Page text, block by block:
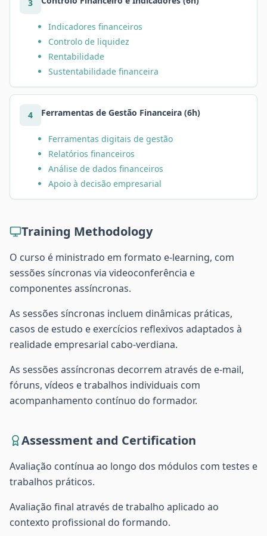
3
Indicadores financeiros
Controlo de liquidez
Rentabilidade
Sustentabilidade financeira
4 Ferramentas de Gestão Financeira (6h)
Ferramentas digitais de gestão
Relatórios financeiros
Análise de dados financeiros
Apoio à decisão empresarial
Training Methodology
O curso é ministrado em formato e-learning, com
sessões síncronas via videoconferência e
componentes assíncronas.
As sessões síncronas incluem dinâmicas práticas,
casos de estudo e exercícios reflexivos adaptados à
realidade empresarial cabo-verdiana.
As sessões assíncronas decorrem através de e-mail,
fóruns, vídeos e trabalhos individuais com
acompanhamento contínuo do formador.
Assessment and Certification
Avaliação contínua ao longo dos módulos com testes e
trabalhos práticos.
Avaliação final através de trabalho aplicado ao
contexto profissional do formando.